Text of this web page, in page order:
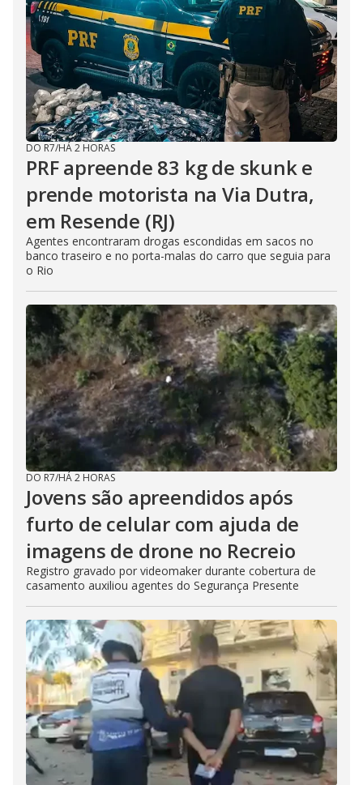
DO R7/HÁ 2 HORAS
PRF apreende 83 kg de skunk e
prende motorista na Via Dutra,
em Resende (RJ)
Agentes encontraram drogas escondidas em sacos no
banco traseiro e no porta-malas do carro que seguia para
o Rio
DO R7/HÁ 2 HORAS
Jovens são apreendidos após
furto de celular com ajuda de
imagens de drone no Recreio
Registro gravado por videomaker durante cobertura de
casamento auxiliou agentes do Segurança Presente